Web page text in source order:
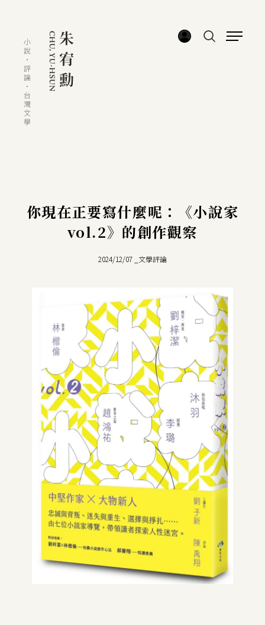
你現在正要寫什麼呢：《小說家
vol.2》的創作觀察
2024/12/07 文學評論